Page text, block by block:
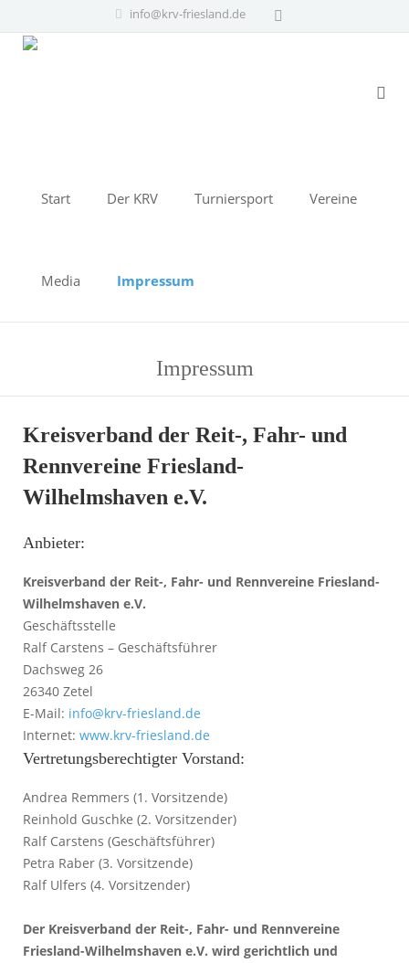
info@krv-friesland.de
Start Der KRV Turniersport Vereine
Media Impressum
Impressum
Kreisverband der Reit-, Fahr- und
Rennvereine Friesland-
Wilhelmshaven e.V.
Anbieter:
Kreisverband der Reit-, Fahr- und Rennvereine Friesland-
Wilhelmshaven e.V.
Geschäftsstelle
Ralf Carstens – Geschäftsführer
Dachsweg 26
26340 Zetel
E-Mail: info@krv-friesland.de
Internet: www.krv-friesland.de
Vertretungsberechtigter Vorstand:
Andrea Remmers (1. Vorsitzende)
Reinhold Guschke (2. Vorsitzender)
Ralf Carstens (Geschäftsführer)
Petra Raber (3. Vorsitzende)
Ralf Ulfers (4. Vorsitzender)
Der Kreisverband der Reit-, Fahr- und Rennvereine
Friesland-Wilhelmshaven e.V. wird gerichtlich und